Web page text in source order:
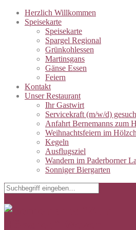
Herzlich Willkommen
Speisekarte
Speisekarte
Spargel Regional
Grünkohlessen
Martinsgans
Gänse Essen
Feiern
Kontakt
Unser Restaurant
Ihr Gastwirt
Servicekraft (m/w/d)
Anfahrt Bernemanns zum
Weihnachtsfeiern im
Kegeln
Ausflugsziel
Wandern im Paderborner
Sonniger Biergarten